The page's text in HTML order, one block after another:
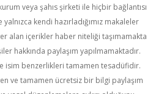
veya şahıs şirketi ile hiçbir bağlantısı
kendi hazırladığımız makaleler
alan içerikler haber niteliği taşımamakta
hakkında paylaşım yapılmamaktadır.
isim benzerlikleri tamamen tesadüfidir.
ve tamamen ücretsiz bir bilgi paylaşım